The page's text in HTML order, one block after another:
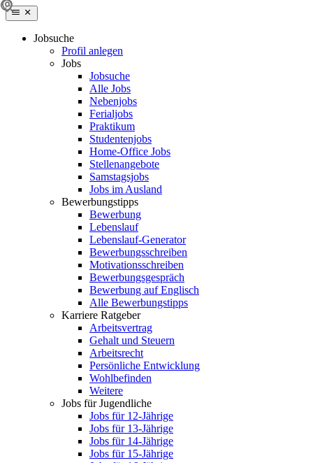
Jobsuche
Profil anlegen
Jobs
Jobsuche
Alle Jobs
Nebenjobs
Ferialjobs
Praktikum
Studentenjobs
Home-Office Jobs
Stellenangebote
Samstagsjobs
Jobs im Ausland
Bewerbungstipps
Bewerbung
Lebenslauf
Lebenslauf-Generator
Bewerbungsschreiben
Motivationsschreiben
Bewerbungsgespräch
Bewerbung auf Englisch
Alle Bewerbungstipps
Karriere Ratgeber
Arbeitsvertrag
Gehalt und Steuern
Arbeitsrecht
Persönliche Entwicklung
Wohlbefinden
Weitere
Jobs für Jugendliche
Jobs für 12-Jährige
Jobs für 13-Jährige
Jobs für 14-Jährige
Jobs für 15-Jährige